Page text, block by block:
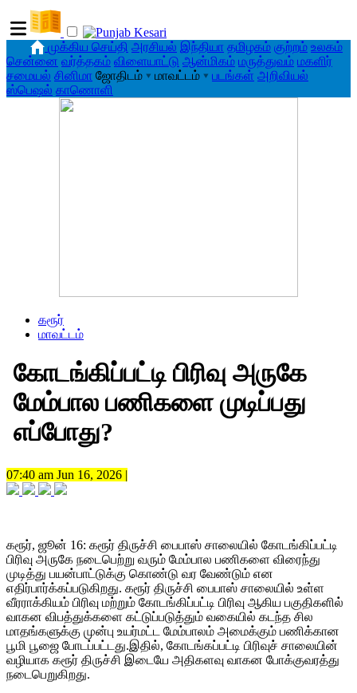
முக்கிய செய்தி அரசியல் இந்தியா தமிழகம் குற்றம் உலகம்
சென்னை வர்த்தகம் விளையாட்டு ஆன்மிகம் மருத்துவம் மகளிர்
சமையல் சினிமா ஜோதிடம் ▾ மாவட்டம் ▾ படங்கள் அறிவியல்
ஸ்பெஷல் காணொளி
கரூர்
மாவட்டம்
கோடங்கிப்பட்டி பிரிவு அருகே
மேம்பால பணிகளை முடிப்பது
எப்போது?
07:40 am Jun 16, 2026 |
கரூர், ஜூன் 16: கரூர் திருச்சி பைபாஸ் சாலையில் கோடங்கிப்பட்டி
பிரிவு அருகே நடைபெற்று வரும் மேம்பால பணிகளை விரைந்து
முடித்து பயன்பாட்டுக்கு கொண்டு வர வேண்டும் என
எதிர்பார்க்கப்படுகிறது. கரூர் திருச்சி பைபாஸ் சாலையில் உள்ள
வீரராக்கியம் பிரிவு மற்றும் கோடங்கிப்பட்டி பிரிவு ஆகிய பகுதிகளில்
வாகன விபத்துக்களை கட்டுப்படுத்தும் வகையில் கடந்த சில
மாதங்களுக்கு முன்பு உயர்மட்ட மேம்பாலம் அமைக்கும் பணிக்கான
பூமி பூஜை போடப்பட்டது.இதில், கோடங்கப்பட்டி பிரிவுச் சாலையின்
வழியாக கரூர் திருச்சி இடையே அதிகளவு வாகன போக்குவரத்து
நடைபெறுகிறது.